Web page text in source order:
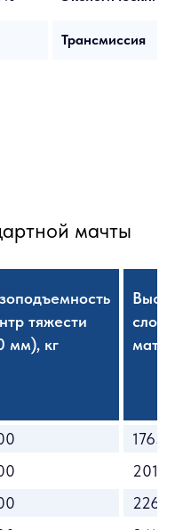
Трансмиссия
мачты
тяжести
мм), кг
1765
2015
2265